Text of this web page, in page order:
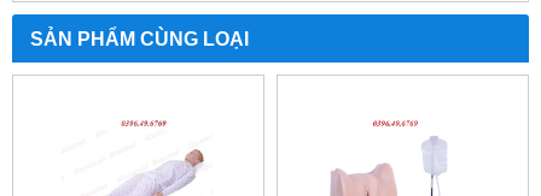
SẢN PHẨM CÙNG LOẠI